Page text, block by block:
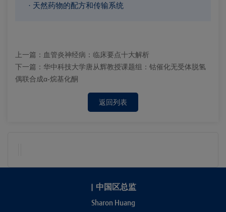
· 天然药物的配方和传输系统
上一篇： 血管炎神经病：临床要点十大解析
下一篇： 华中科技大学唐从辉教授课题组：钴催化无受体脱氢
偶联合成α-烷基化酮
返回列表
| 中国区总监
Sharon Huang